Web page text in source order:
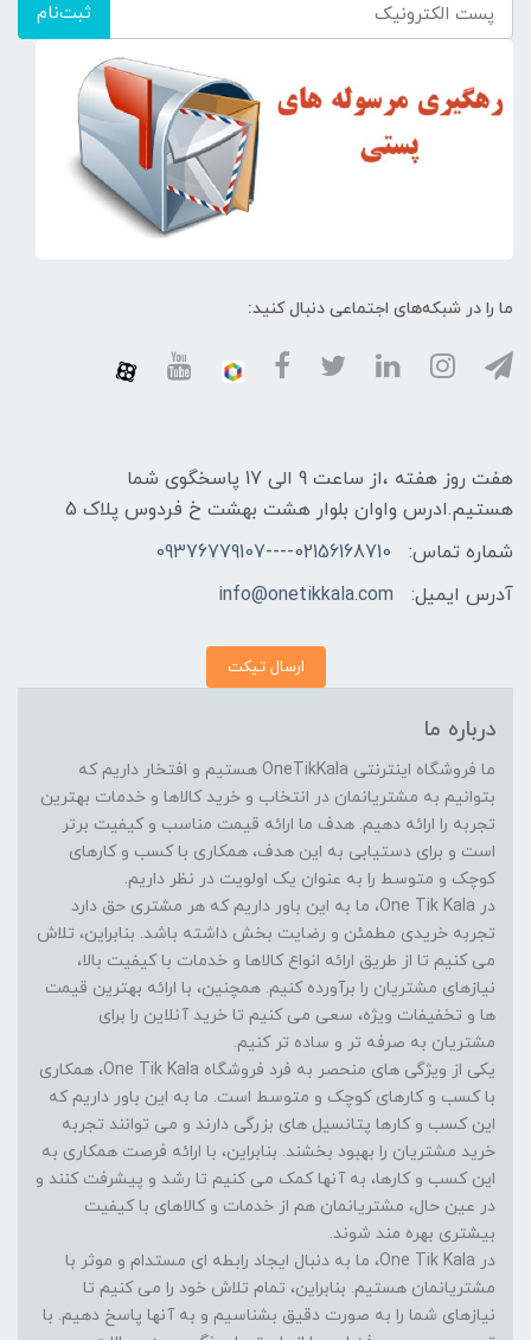
ثبت‌نام
ما را در شبکه‌های اجتماعی دنبال کنید:
هفت روز هفته ،از ساعت 9 الی 17 پاسخگوی شما
هستیم.ادرس واوان بلوار هشت بهشت خ فردوس پلاک 5
شماره تماس:
02156168710----09376779107
آدرس ایمیل:
info@onetikkala.com
ارسال تیکت
درباره ما
ما فروشگاه اینترنتی OneTikKala هستیم و افتخار داریم که
بتوانیم به مشتریانمان در انتخاب و خرید کالاها و خدمات بهترین
تجربه را ارائه دهیم. هدف ما ارائه قیمت مناسب و کیفیت برتر
است و برای دستیابی به این هدف، همکاری با کسب و کارهای
کوچک و متوسط را به عنوان یک اولویت در نظر داریم.
در One Tik Kala، ما به این باور داریم که هر مشتری حق دارد
تجربه خریدی مطمئن و رضایت بخش داشته باشد. بنابراین، تلاش
می کنیم تا از طریق ارائه انواع کالاها و خدمات با کیفیت بالا،
نیازهای مشتریان را برآورده کنیم. همچنین، با ارائه بهترین قیمت
ها و تخفیفات ویژه، سعی می کنیم تا خرید آنلاین را برای
مشتریان به صرفه تر و ساده تر کنیم.
یکی از ویژگی های منحصر به فرد فروشگاه One Tik Kala، همکاری
با کسب و کارهای کوچک و متوسط است. ما به این باور داریم که
این کسب و کارها پتانسیل های بزرگی دارند و می توانند تجربه
خرید مشتریان را بهبود بخشند. بنابراین، با ارائه فرصت همکاری به
این کسب و کارها، به آنها کمک می کنیم تا رشد و پیشرفت کنند و
در عین حال، مشتریانمان هم از خدمات و کالاهای با کیفیت
بیشتری بهره مند شوند.
در One Tik Kala، ما به دنبال ایجاد رابطه ای مستدام و موثر با
مشتریانمان هستیم. بنابراین، تمام تلاش خود را می کنیم تا
نیازهای شما را به صورت دقیق بشناسیم و به آنها پاسخ دهیم. با